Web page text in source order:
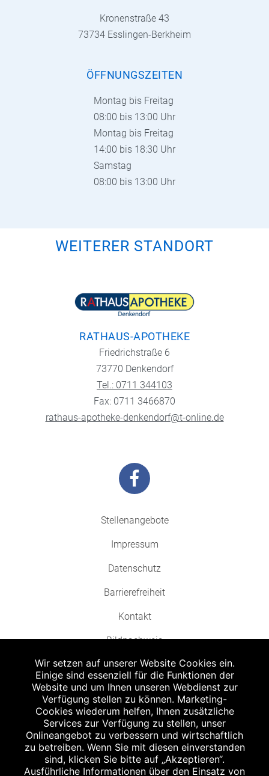
Kronenstraße 43
73734 Esslingen-Berkheim
ÖFFNUNGSZEITEN
Montag bis Freitag
08:00 bis 13:00 Uhr
Montag bis Freitag
14:00 bis 18:30 Uhr
Samstag
08:00 bis 13:00 Uhr
WEITERER STANDORT
RATHAUS-APOTHEKE
Friedrichstraße 6
73770 Denkendorf
Tel.: 0711 344103
Fax: 0711 3466870
rathaus-apotheke-denkendorf@t-online.de
Stellenangebote
Impressum
Datenschutz
Barrierefreiheit
Kontakt
Bildnachweis
Abgabe in haushaltsüblichen Mengen, solange der Vorrat reicht. Für Druck-
und Satzfehler keine Haftung.
Zu Risiken und Nebenwirkungen lesen Sie die Packungsbeilage und fragen
Sie Ihren Arzt oder Apotheker.
Angabe nach der deutschen Arzneimitteltaxe Apothekenerstattungspreis
(AEP). Der AEP ist keine unverbindliche Preisempfehlung der Hersteller. Der
Wir setzen auf unserer Website Cookies ein.
Einige sind essenziell für die Funktionen der
Website und um Ihnen unseren Webdienst zur
Verfügung stellen zu können. Marketing-
Cookies wiederum helfen, Ihnen zusätzliche
Services zur Verfügung zu stellen, unser
Onlineangebot zu verbessern und wirtschaftlich
zu betreiben. Wenn Sie mit diesen einverstanden
sind, klicken Sie bitte auf „Akzeptieren“.
Ausführliche Informationen über den Einsatz von